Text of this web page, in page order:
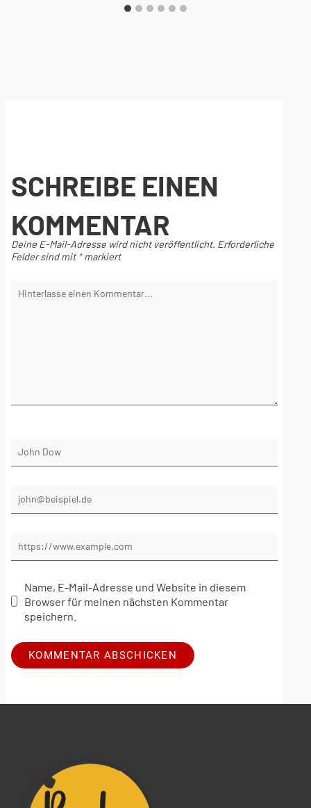
SCHREIBE EINEN
KOMMENTAR
Deine E-Mail-Adresse wird nicht veröffentlicht. Erforderliche
Felder sind mit *markiert
Name, E-Mail-Adresse und Website in diesem
Browser für meinen nächsten Kommentar
speichern.